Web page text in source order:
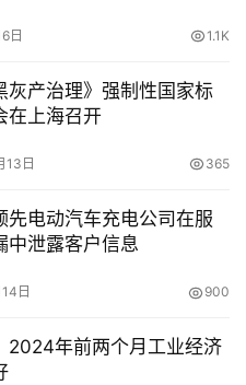
日 1.1K
灰产治理》强制性国家标
在上海召开
13日 365
先电动汽车充电公司在服
中泄露客户信息
日 900
2024年前两个月工业经济